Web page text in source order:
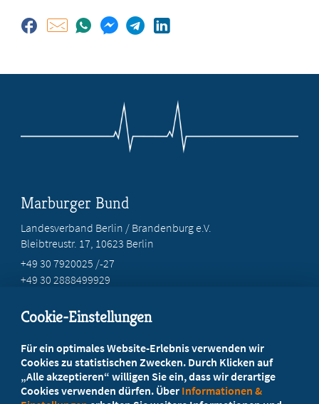
Marburger Bund
Landesverband Berlin / Brandenburg e.V.
Bleibtreustr. 17, 10623 Berlin
+49 30 7920025 /-27
+49 30 2888499929
Ihr Landesverband berät Sie!
Ansprechpartner
Cookie-Einstellungen
Für ein optimales Website-Erlebnis verwenden wir
Cookies zu statistischen Zwecken. Durch Klicken auf
„Alle akzeptieren“ willigen Sie ein, dass wir derartige
Cookies verwenden dürfen. Über Informationen &